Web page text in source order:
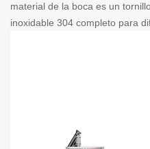
material de la boca es un
inoxidable 304 completo para